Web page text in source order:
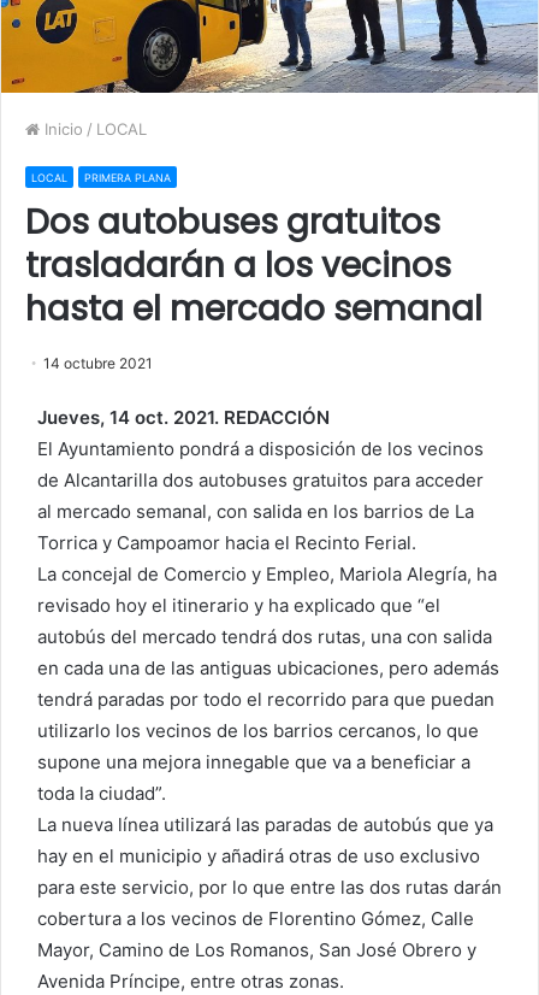
Inicio / LOCAL
LOCAL PRIMERA PLANA
Dos autobuses gratuitos
trasladarán a los vecinos
hasta el mercado semanal
14 octubre 2021
Jueves, 14 oct. 2021. REDACCIÓN
El Ayuntamiento pondrá a disposición de los vecinos
de Alcantarilla dos autobuses gratuitos para acceder
al mercado semanal, con salida en los barrios de La
Torrica y Campoamor hacia el Recinto Ferial.
La concejal de Comercio y Empleo, Mariola Alegría, ha
revisado hoy el itinerario y ha explicado que “el
autobús del mercado tendrá dos rutas, una con salida
en cada una de las antiguas ubicaciones, pero además
tendrá paradas por todo el recorrido para que puedan
utilizarlo los vecinos de los barrios cercanos, lo que
supone una mejora innegable que va a beneficiar a
toda la ciudad”.
La nueva línea utilizará las paradas de autobús que ya
hay en el municipio y añadirá otras de uso exclusivo
para este servicio, por lo que entre las dos rutas darán
cobertura a los vecinos de Florentino Gómez, Calle
Mayor, Camino de Los Romanos, San José Obrero y
Avenida Príncipe, entre otras zonas.